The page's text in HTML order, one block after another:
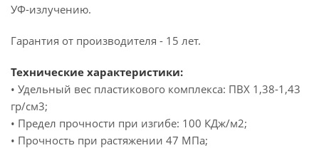
УФ-излучению.
Гарантия от производителя - 15 лет.
Технические характеристики:
• Удельный вес пластикового комплекса: ПВХ 1,38-1,43
гр/см3;
• Предел прочности при изгибе: 100 КДж/м2;
• Прочность при растяжении 47 МПа;